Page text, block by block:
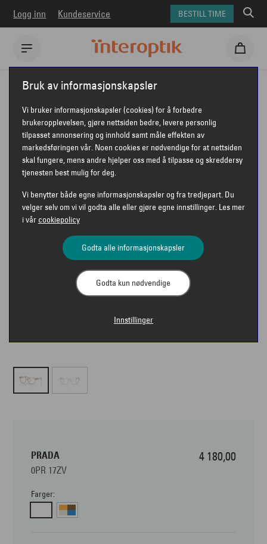
Logg inn Kundeservice BESTILL TIME
Interoptik Briller Prada briller PRADA PR 17ZV
PRADA PR 17ZV
PRADA
0PR 17ZV
4 180,00
Farger:
Bruk av informasjonskapsler
Vi bruker informasjonskapsler (cookies) for å forbedre
brukeropplevelsen, gjøre nettsiden bedre, levere personlig
tilpasset annonsering og innhold samt måle effekten av
markedsføringen vår. Noen cookies er nødvendige for at nettsiden
skal fungere, mens andre hjelper oss med å tilpasse og skreddersy
tjenesten best mulig for deg.
Vi benytter både egne informasjonskapsler og fra tredjepart. Du
velger selv om vi vil godta alle eller gjøre egne innstillinger. Les mer
i vår cookiepolicy
Godta alle informasjonskapsler
Godta kun nødvendige
Innstillinger